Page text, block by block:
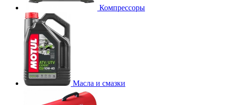
Компрессоры
Масла и смазки